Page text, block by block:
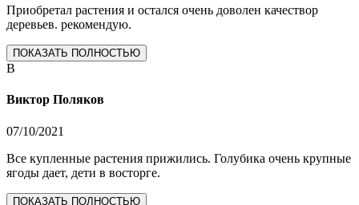
Приобретал растения и остался очень доволен качествор
деревьев. рекомендую.
ПОКАЗАТЬ ПОЛНОСТЬЮ
В
Виктор Поляков
07/10/2021
Все купленные растения прижились. Голубика очень крупные
ягоды дает, дети в восторге.
ПОКАЗАТЬ ПОЛНОСТЬЮ